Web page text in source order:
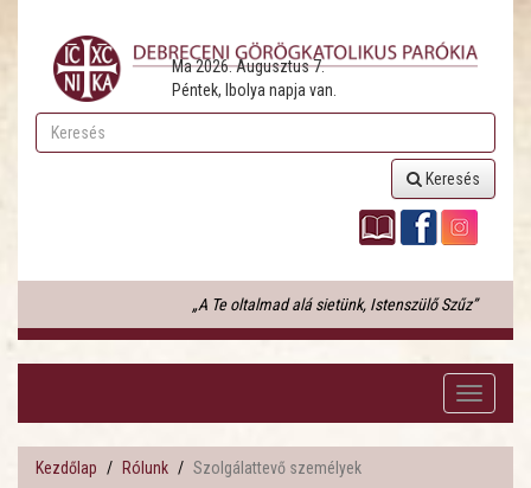
Ma 2026. Augusztus 7.
Péntek, Ibolya napja van.
Keresés
„A Te oltalmad alá sietünk, Istenszülő Szűz”
Toggle
Kezdőlap Rólunk Szolgálattevő személyek